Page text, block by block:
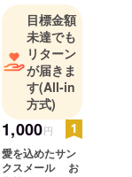
目標金額
未達でも
リターン
が届きま
す(All-in
方式)
1,000円
愛を込めたサン
クスメール お